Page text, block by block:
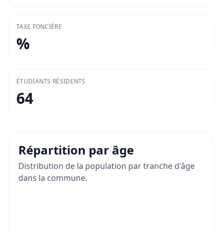
TAXE FONCIÈRE
%
ÉTUDIANTS RÉSIDENTS
64
Répartition par âge
Distribution de la population par tranche d'âge
dans la commune.